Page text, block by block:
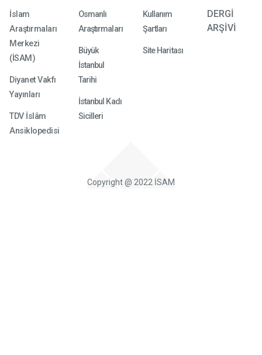
İslam
Araştırmaları
Merkezi
(İSAM)
Diyanet Vakfı
Yayınları
TDV İslâm
Ansiklopedisi
Osmanlı
Araştırmaları
Büyük
İstanbul
Tarihi
İstanbul Kadı
Sicilleri
Kullanım
Şartları
Site Haritası
DERGİ
ARŞİVİ
Copyright @ 2022 İSAM